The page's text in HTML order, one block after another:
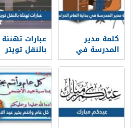
كلمة مدير
المدرسة في
بداية العام
الدراسي 1448
جاهزة للطباعة
عبارات تهنئة
بالنقل تويتر
1448 بالصور